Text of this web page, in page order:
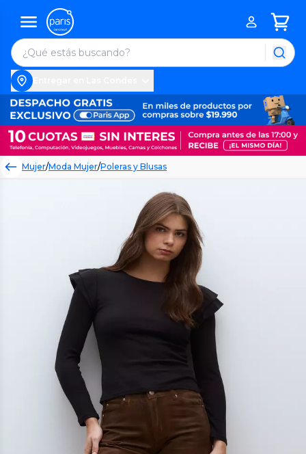
Mujer/Moda Mujer/Poleras y Blusas